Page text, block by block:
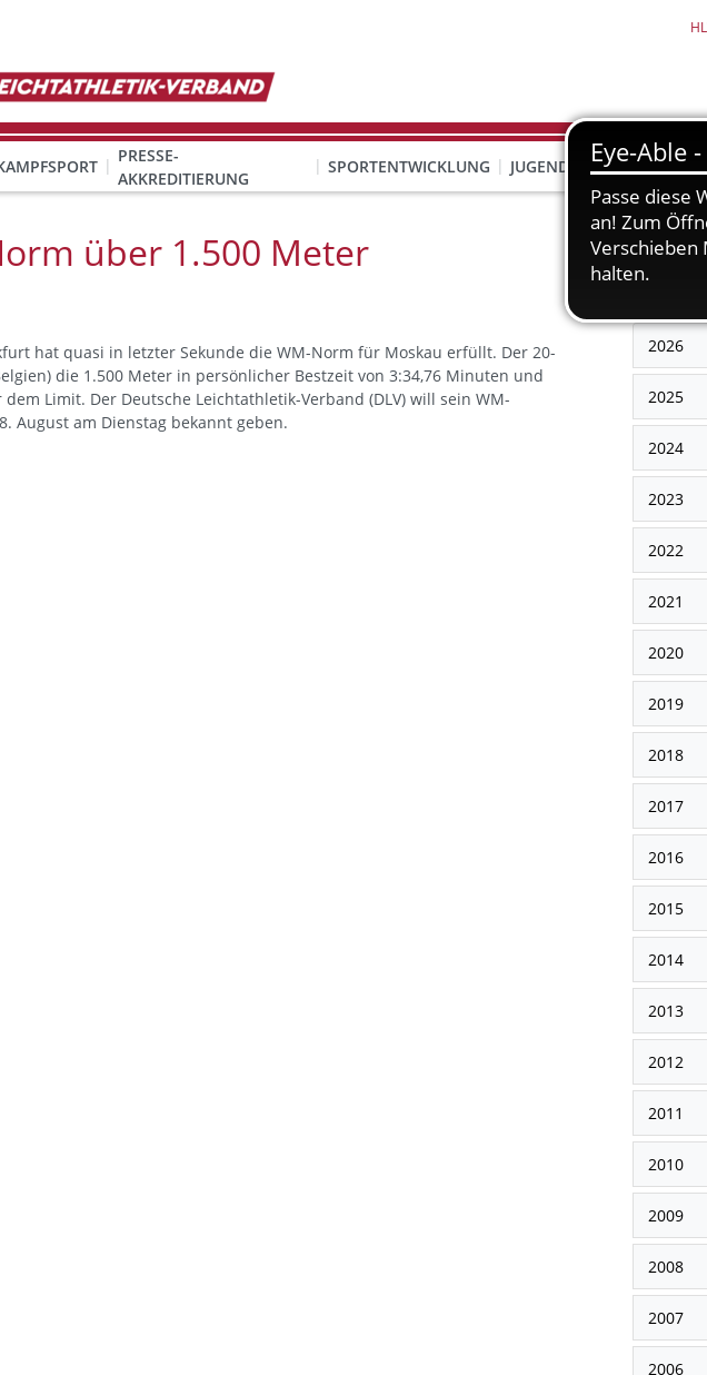
PRESSE-
AKKREDITIERUNG
SPORTENTWICKLUNG JUGEND BILDUNG
über 1.500 Meter
hat quasi in letzter Sekunde die WM-Norm für Moskau erfüllt. Der 20-
die 1.500 Meter in persönlicher Bestzeit von 3:34,76 Minuten und
Limit. Der Deutsche Leichtathletik-Verband (DLV) will sein WM-
August am Dienstag bekannt geben.
Filter
2026
2025
2024
2023
2022
2021
2020
2019
2018
2017
2016
2015
2014
2013
2012
2011
2010
2009
2008
2007
2006